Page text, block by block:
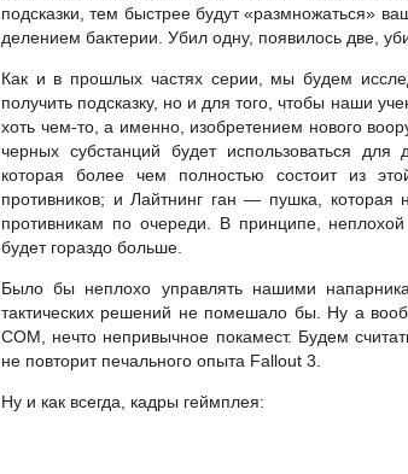
подсказки, тем быстрее будут «размножаться»
делением бактерии. Убил одну, появилось две,
Как и в прошлых частях серии, мы будем
получить подсказку, но и для того, чтобы наши
хоть чем-то, а именно, изобретением нового
черных субстанций будет использоваться для
которая более чем полностью состоит из
противников; и Лайтнинг ган — пушка,
противникам по очереди. В принципе,
будет гораздо больше.
Было бы неплохо управлять нашими
тактических решений не помешало бы. Ну а
COM, нечто непривычное покамест. Будем
не повторит печального опыта Fallout 3.
Ну и как всегда, кадры геймплея: